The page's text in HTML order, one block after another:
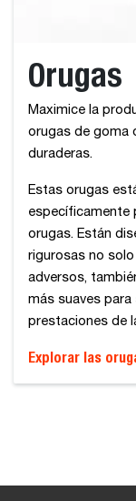
Orugas
Maximice la
orugas de goma
duraderas.
Estas orugas
específicamente
orugas. Están
rigurosas no
adversos,
más suaves
prestaciones de
Explorar las